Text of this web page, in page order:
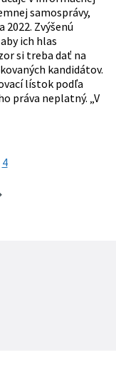
samosprávy,
Zvýšenú
ich hlas
si treba dať na
kandidátov.
lístok podľa
práva neplatný. „V
4